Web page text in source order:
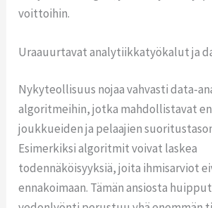
voittoihin.
Uraauurtavat analytiikkatyökalut ja
Nykyteollisuus nojaa vahvasti data-
algoritmeihin, jotka mahdollistavat
joukkueiden ja pelaajien
Esimerkiksi algoritmit voivat laskea
todennäköisyyksiä, joita ihmisarviot
ennakoimaan. Tämän ansiosta